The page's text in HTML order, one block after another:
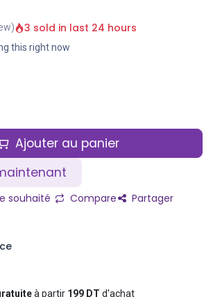
3 sold in last 24 hours
this right now
Ajouter au panier
souhaité Compare Partager
à partir 199 DTd'achat